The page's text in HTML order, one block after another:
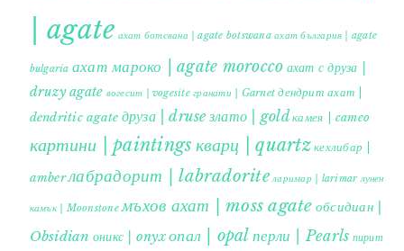
| agate ахат ботсвана | agate botswana ахат българия | agate
bulgaria ахат мароко | agate morocco ахат с друза |
druzy agate вогесит | vogesite гранати | Garnet дендрит ахат |
dendritic agate друза | druse злато | gold камея | cameo
картини | paintings кварц | quartzкехлибар |
amberлабрадорит | labradorite ларимар | larimar лунен
камък | Moonstone мъхов ахат | moss agate обсидиан |
Obsidian оникс | onyxопал | opal перли | Pearls пирит |